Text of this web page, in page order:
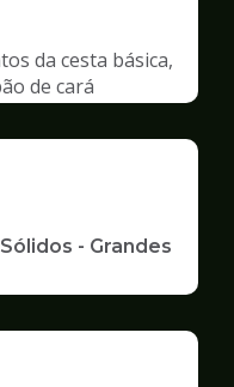
da cesta básica,
de cará
- Grandes